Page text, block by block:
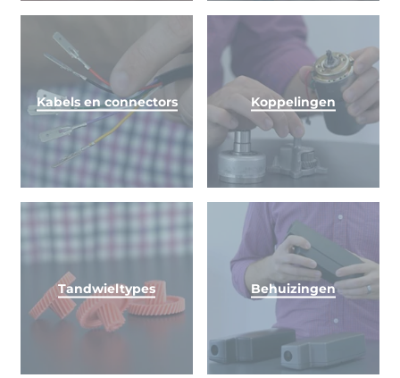
Kabels en connectors Koppelingen
Tandwieltypes Behuizingen